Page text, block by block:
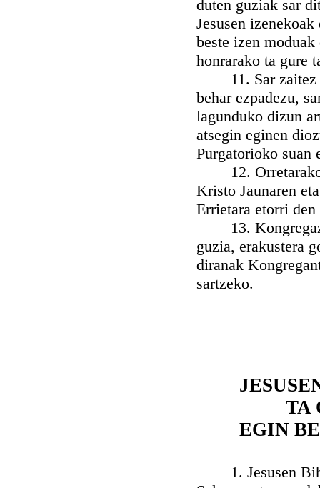
duten guziak sar
Jesusen
beste izen
honrarako ta gure
11. Sar zaitez
behar ezpadezu,
lagunduko dizun
atsegin eginen
Purgatorioko suan
12. Orretarako
Kristo Jaunaren
Errietara etorri
13. Kongregazio
guzia, erakustera
diranak
sartzeko.
TA
EGIN
1. Jesusen